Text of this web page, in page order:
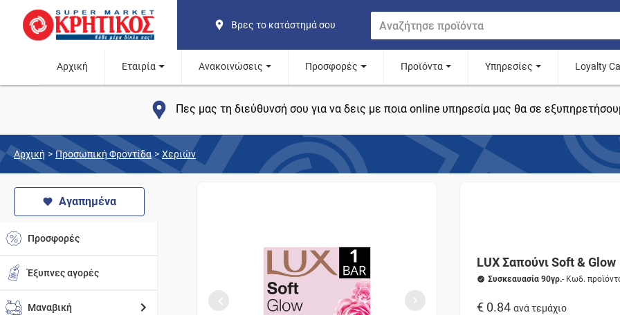
Βρες το κατάστημά σου
Αρχική Εταιρία Ανακοινώσεις Προσφορές Προϊόντα Υπηρεσίες Loyalty
Πες μας τη διεύθυνσή σου για να δεις με ποια online υπηρεσία μας θα σε
Αρχική > Προσωπική Φροντίδα > Χεριών
Αγαπημένα
Προσφορές
Έξυπνες αγορές
Μαναβική
LUX Σαπούνι Soft & Glow
Συσκεαυασία 90γρ.- Κωδ.
€ 0.84 ανά τεμάχιο